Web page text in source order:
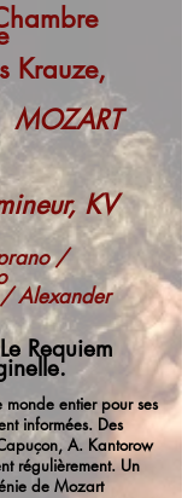
KV
/
Alexander
Requiem
monde entier pour ses
informées. Des
A. Kantorow
régulièrement. Un
de Mozart